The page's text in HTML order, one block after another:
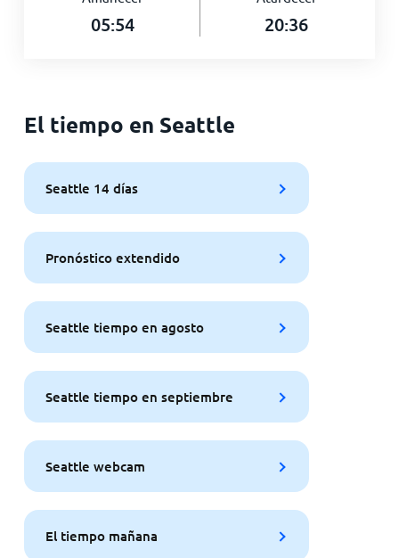
05:54 20:36
El tiempo en Seattle
Seattle 14 días
Pronóstico extendido
Seattle tiempo en agosto
Seattle tiempo en septiembre
Seattle webcam
El tiempo mañana